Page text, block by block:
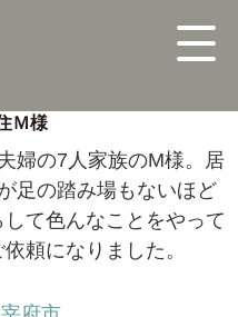
Ｍ様
婦の7人家族のM様。居
足の踏み場もないほど
て色んなことをやって
頼になりました。